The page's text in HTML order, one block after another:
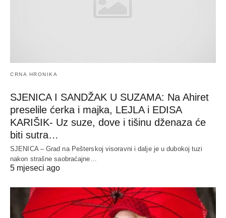
CRNA HRONIKA
SJENICA I SANDŽAK U SUZAMA: Na Ahiret
preselile ćerka i majka, LEJLA i EDISA
KARIŠIK- Uz suze, dove i tišinu dženaza će
biti sutra…
SJENICA – Grad na Pešterskoj visoravni i dalje je u dubokoj tuzi
nakon strašne saobraćajne…
5 mjeseci ago